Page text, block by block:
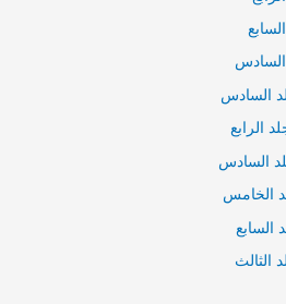
السادس
السادس
الرابع
السادس
الخامس
السابع
الثالث